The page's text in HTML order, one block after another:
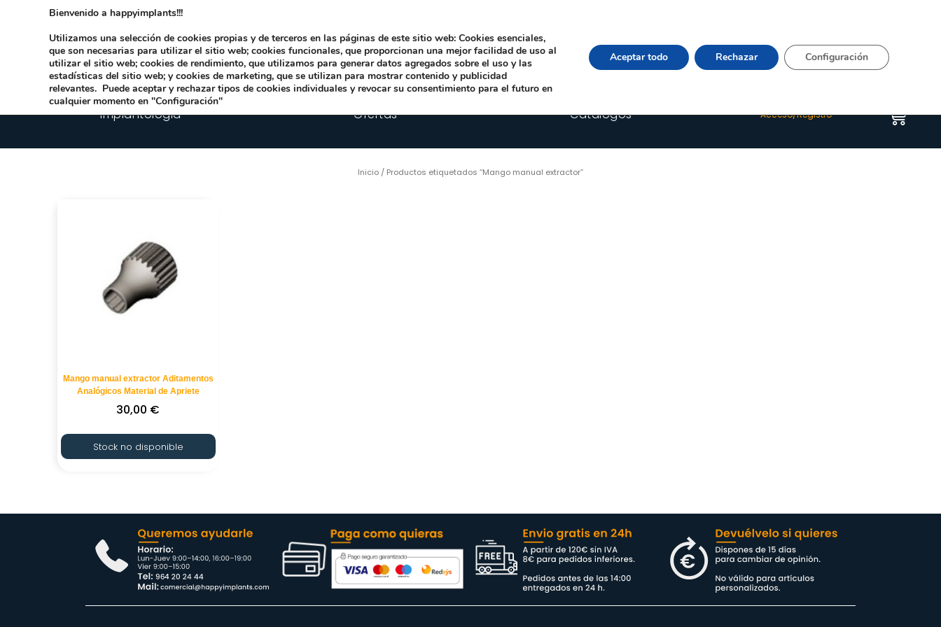
Dirección:
Quienes somos Happyblog Contacto
Implantologia Ofertas Catálogos Acceso/Registro
Inicio / Productos etiquetados “Mango manual extractor”
Mango manual extractor Aditamentos
Analógicos Material de Apriete
30,00 €
Stock no disponible
Bienvenido a happyimplants!!!
Utilizamos una selección de cookies propias y de terceros en las páginas de este sitio web: Cookies esenciales,
que son necesarias para utilizar el sitio web; cookies funcionales, que proporcionan una mejor facilidad de uso al
utilizar el sitio web; cookies de rendimiento, que utilizamos para generar datos agregados sobre el uso y las
estadísticas del sitio web; y cookies de marketing, que se utilizan para mostrar contenido y publicidad
relevantes. Puede aceptar y rechazar tipos de cookies individuales y revocar su consentimiento para el futuro en
cualquier momento en "Configuración"
Aceptar todo Rechazar Configuración